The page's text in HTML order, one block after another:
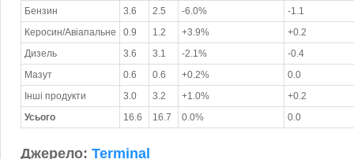
Бензин
3.6 2.5 -6.0%
-1.1
Керосин/Авіапальне
0.9 1.2 +3.9%
+0.2
Дизель
3.6 3.1 -2.1%
-0.4
Мазут
0.6 0.6 +0.2%
0.0
Інші продукти
3.0 3.2 +1.0%
+0.2
Усього
16.6 16.7 0.0% 0.0
Джерело: Terminal